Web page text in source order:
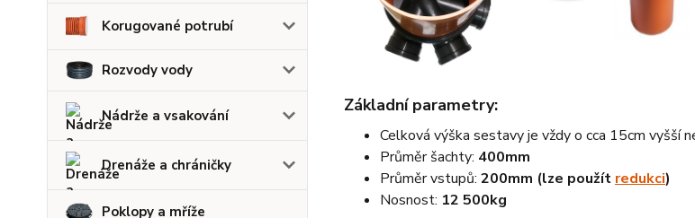
Korugované potrubí
Rozvody vody
Nádrže a vsakování
Drenáže a chráničky
Poklopy a mříže
Základní parametry:
Celková výška sestavy je vždy o cca 15cm vyšší
Průměr šachty: 400mm
Průměr vstupů: 200mm (lze použít redukci)
Nosnost: 12 500kg